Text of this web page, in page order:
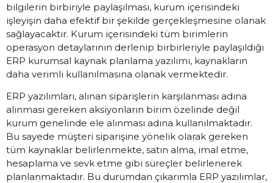
bilgilerin birbiriyle paylaşılması, kurum içerisindeki
işleyişin daha efektif bir şekilde gerçekleşmesine olanak
sağlayacaktır. Kurum içerisindeki tüm birimlerin
operasyon detaylarının derlenip birbirleriyle paylaşıldığı
ERP kurumsal kaynak planlama yazılımı, kaynakların
daha verimli kullanılmasına olanak vermektedir.
ERP yazılımları, alınan siparişlerin karşılanması adına
alınması gereken aksiyonların birim özelinde değil
kurum genelinde ele alınması adına kullanılmaktadır.
Bu sayede müşteri siparişine yönelik olarak gereken
tüm kaynaklar belirlenmekte, satın alma, imal etme,
hesaplama ve sevk etme gibi süreçler belirlenerek
planlanmaktadır. Bu durumdan çıkarımla ERP yazılımlar,